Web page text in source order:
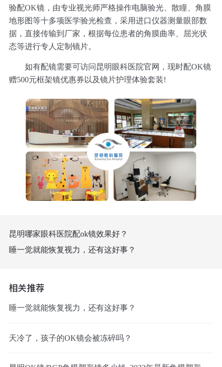
验配OK镜，由专业视光师严格操作电脑验光、散瞳、角膜
地形图等十多项医学验光检查，采用进口仪器测量眼部数
据，直接传输到厂家，根据每位患者的角膜曲率、屈光状
态等进行专人定制镜片。
如有配镜需要可访问昆明眼科医院官网，现时配OK镜
赠500元框架镜优惠券以及镜片护理体验套装!
昆明哪家眼科医院配ok镜效果好？
睡一觉就能恢复视力，还有这好事？
相关推荐
睡一觉就能恢复视力，还有这好事？
天冷了，孩子的OK镜会被冻碎吗？